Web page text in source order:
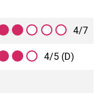
4/7
4/5 (D)